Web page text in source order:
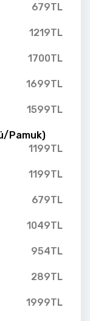
679TL
1219TL
1700TL
1699TL
1599TL
Pamuk)
1199TL
1199TL
679TL
1049TL
954TL
289TL
1999TL